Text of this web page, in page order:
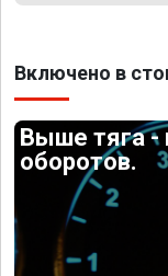
Включено в
Выше тяга -
оборотов.